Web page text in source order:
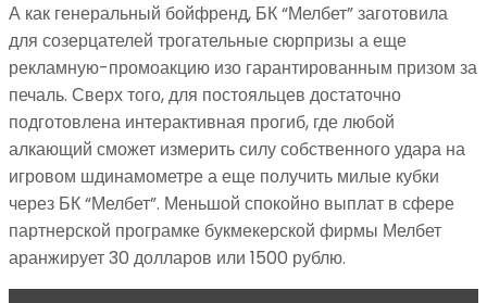
А как генеральный бойфренд, БК “Мелбет” заготовила
для созерцателей трогательные сюрпризы а еще
рекламную-промоакцию изо гарантированным призом за
печаль. Сверх того, для постояльцев достаточно
подготовлена интерактивная прогиб, где любой
алкающий сможет измерить силу собственного удара на
игровом шдинамометре а еще получить милые кубки
через БК “Мелбет”. Меньшой спокойно выплат в сфере
партнерской програмке букмекерской фирмы Мелбет
аранжирует 30 долларов или 1500 рублю.